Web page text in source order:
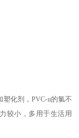
塑化剂，PVC-u的氯不
较小，多用于生活用